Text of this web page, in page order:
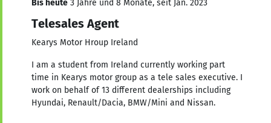
Bis heute 3 Jahre und 8 Monate, seit Jan. 2023
Telesales Agent
Kearys Motor Hroup Ireland
I am a student from Ireland currently working part
time in Kearys motor group as a tele sales executive. I
work on behalf of 13 different dealerships including
Hyundai, Renault/Dacia, BMW/Mini and Nissan.